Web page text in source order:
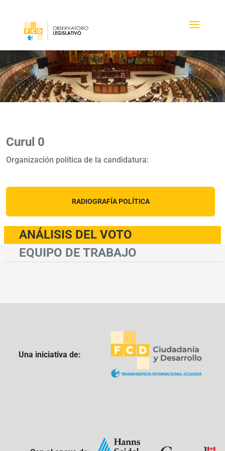
Curul 0
Organización política de la candidatura:
RADIOGRAFÍA POLÍTICA
ANÁLISIS DEL VOTO
EQUIPO DE TRABAJO
Una iniciativa de: